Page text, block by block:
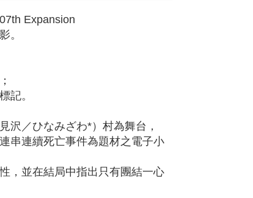
Expansion
。
記。
沢／ひなみざわ*）村為舞台，
串連續死亡事件為題材之電子小
，並在結局中指出只有團結一心